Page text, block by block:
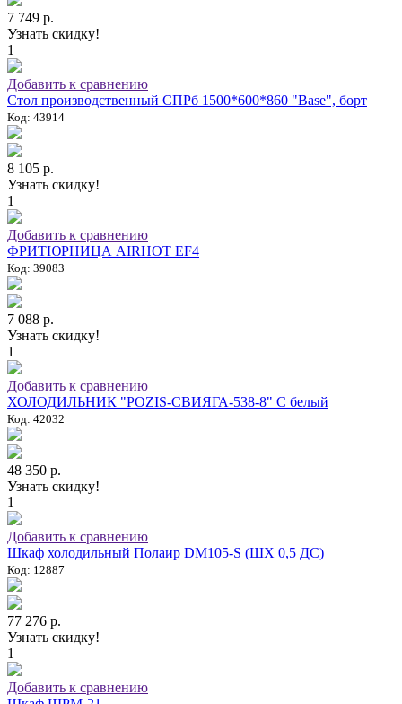
7 749 р.
Узнать скидку!
1
Добавить к сравнению
Стол производственный СПРб 1500*600*860 "Base", борт
Код: 43914
8 105 р.
Узнать скидку!
1
Добавить к сравнению
ФРИТЮРНИЦА AIRHOT EF4
Код: 39083
7 088 р.
Узнать скидку!
1
Добавить к сравнению
ХОЛОДИЛЬНИК "POZIS-СВИЯГА-538-8" C белый
Код: 42032
48 350 р.
Узнать скидку!
1
Добавить к сравнению
Шкаф холодильный Полаир DM105-S (ШХ 0,5 ДС)
Код: 12887
77 276 р.
Узнать скидку!
1
Добавить к сравнению